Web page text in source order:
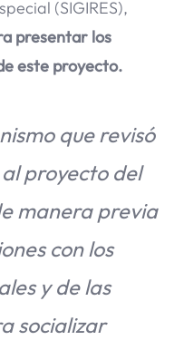
(SIGIRES),
presentar los
este proyecto.
que revisó
proyecto del
manera previa
con los
y de las
socializar